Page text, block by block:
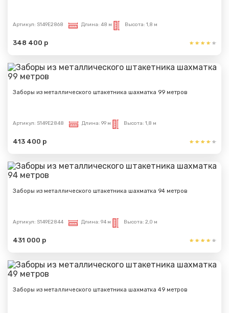
Артикул: S149E2868 Длина: 48 м Высота: 1,8 м
348 400 р
Заборы из металлического штакетника шахматка 99 метров
Артикул: S149E2848 Длина: 99 м Высота: 1,8 м
413 400 р
Заборы из металлического штакетника шахматка 94 метров
Артикул: S149E2844 Длина: 94 м Высота: 2,0 м
431 000 р
Заборы из металлического штакетника шахматка 49 метров